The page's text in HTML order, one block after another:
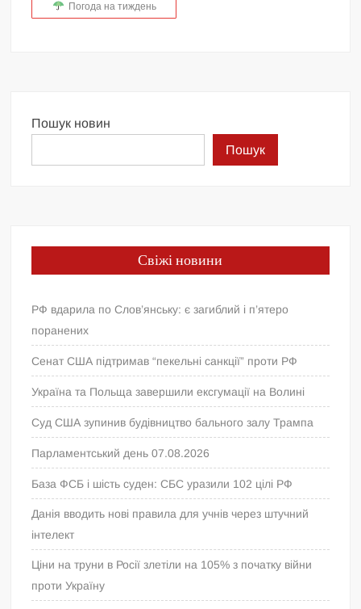
Погода на тиждень
Пошук новин
Пошук
Свіжі новини
РФ вдарила по Слов’янську: є загиблий і п’ятеро
поранених
Сенат США підтримав “пекельні санкції” проти РФ
Україна та Польща завершили ексгумації на Волині
Суд США зупинив будівництво бального залу Трампа
Парламентський день 07.08.2026
База ФСБ і шість суден: СБС уразили 102 цілі РФ
Данія вводить нові правила для учнів через штучний
інтелект
Ціни на труни в Росії злетіли на 105% з початку війни
проти Україну